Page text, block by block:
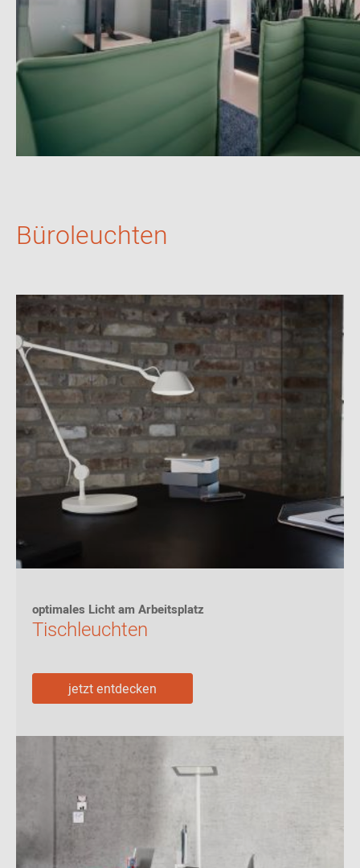
Büroleuchten
optimales Licht am Arbeitsplatz
Tischleuchten
jetzt entdecken